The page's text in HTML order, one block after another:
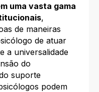
uma vasta gama
,
de maneiras
de atuar
a universalidade
do
suporte
podem